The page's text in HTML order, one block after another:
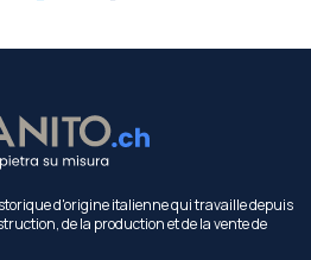
d'origine italienne qui travaille depuis
de la production et de la vente de